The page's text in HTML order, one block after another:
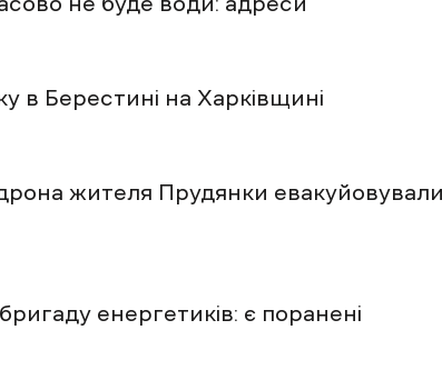
в Берестині на Харківщині
жителя Прудянки
енергетиків: є поранені